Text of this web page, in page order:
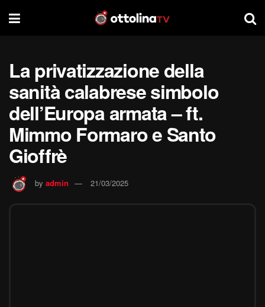
La privatizzazione della
sanità calabrese simbolo
dell’Europa armata – ft.
Mimmo Formaro e Santo
Gioffrè
by admin 21/03/2025